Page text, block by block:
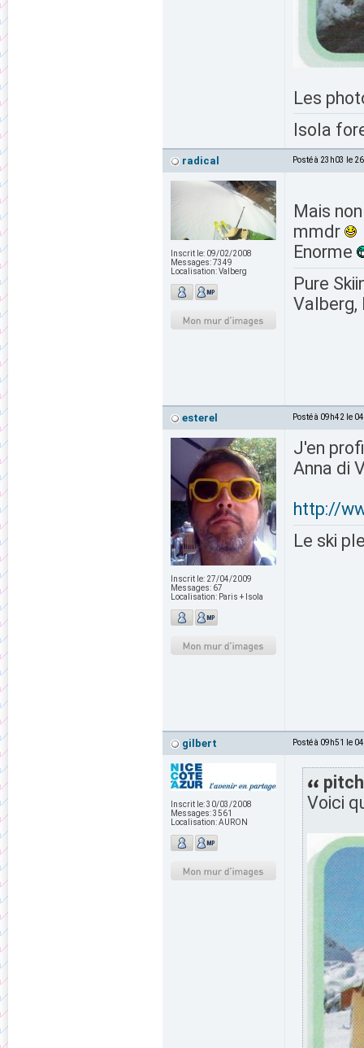
Les
Isola
radical Posté à 23h03 le
Inscrit le: 09/02/2008
Messages:7349
Localisation:Valberg
Mais
mmdr
Enorme
Pure
Valberg,
esterel Posté à 09h42 le
Inscrit le: 27/04/2009
Messages: 67
Localisation: Paris + Isola
J'en
Anna di
http://
Le ski
gilbert Posté à 09h51 le
Inscrit le:30/03/2008
Messages:3561
Localisation:AURON
Voici